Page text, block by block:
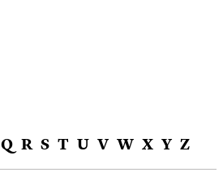
Q R S T U V W X Y Z